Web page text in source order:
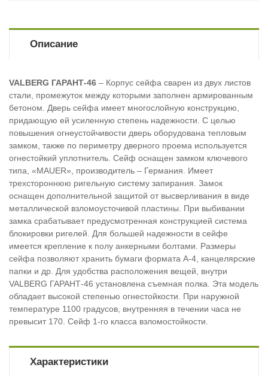
Описание
VALBERG ГАРАНТ-46 – Корпус сейфа сварен из двух листов
стали, промежуток между которыми заполнен армированным
бетоном. Дверь сейфа имеет многослойную конструкцию,
придающую ей усиленную степень надежности. С целью
повышения огнеустойчивости дверь оборудована тепловым
замком, также по периметру дверного проема используется
огнестойкий уплотнитель. Сейф оснащен замком ключевого
типа, «MAUER», производитель – Германия. Имеет
трехстороннюю ригельную систему запирания. Замок
оснащен дополнительной защитой от высверливания в виде
металлической взломоусточивой пластины. При выбивании
замка срабатывает предусмотренная конструкцией система
блокировки ригелей. Для большей надежности в сейфе
имеется крепление к полу анкерными болтами. Размеры
сейфа позволяют хранить бумаги формата А-4, канцелярские
папки и др. Для удобства расположения вещей, внутри
VALBERG ГАРАНТ-46 установлена съемная полка. Эта модель
обладает высокой степенью огнестойкости. При наружной
температуре 1100 градусов, внутренняя в течении часа не
превысит 170. Сейф 1-го класса взломостойкости.
Характеристики